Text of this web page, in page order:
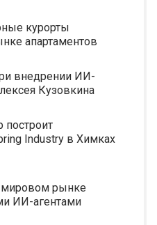
курорты
апартаментов
внедрении ИИ-
Кузовкина
построит
Industry в Химках
мировом рынке
ИИ-агентами